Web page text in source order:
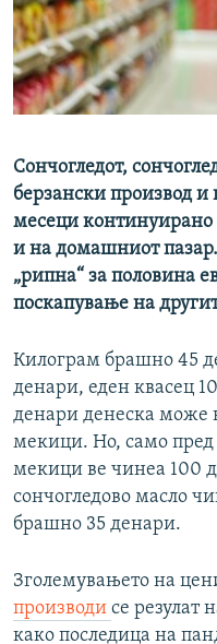
РСЕ веб страници
Сончогледот,
берзански производ и
месеци континуирано
и на домашниот
„рипна“ за половина
поскапување на
Килограм брашно 45
денари, еден квасец
денари денеска може
мекици. Но, само
мекици ве чинеа 100
сончогледово масло
брашно 35 денари.
Зголемувањето на
производи се резулат
како последица на